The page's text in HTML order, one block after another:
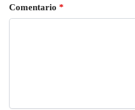
Comentario *